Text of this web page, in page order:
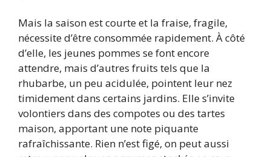
Mais la saison est courte et la fraise, fragile,
nécessite d’être consommée rapidement. À côté
d’elle, les jeunes pommes se font encore
attendre, mais d’autres fruits tels que la
rhubarbe, un peu acidulée, pointent leur nez
timidement dans certains jardins. Elle s’invite
volontiers dans des compotes ou des tartes
maison, apportant une note piquante
rafraîchissante. Rien n’est figé, on peut aussi